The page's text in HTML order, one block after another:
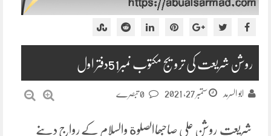
روشن شریعت کی ترویج مکتوب نمبر51دفتر اول
ابو السرمد ستمبر 27, 2021
شریعت روشن علی صاحبھاالصلوة والسلام کے رواج دینے